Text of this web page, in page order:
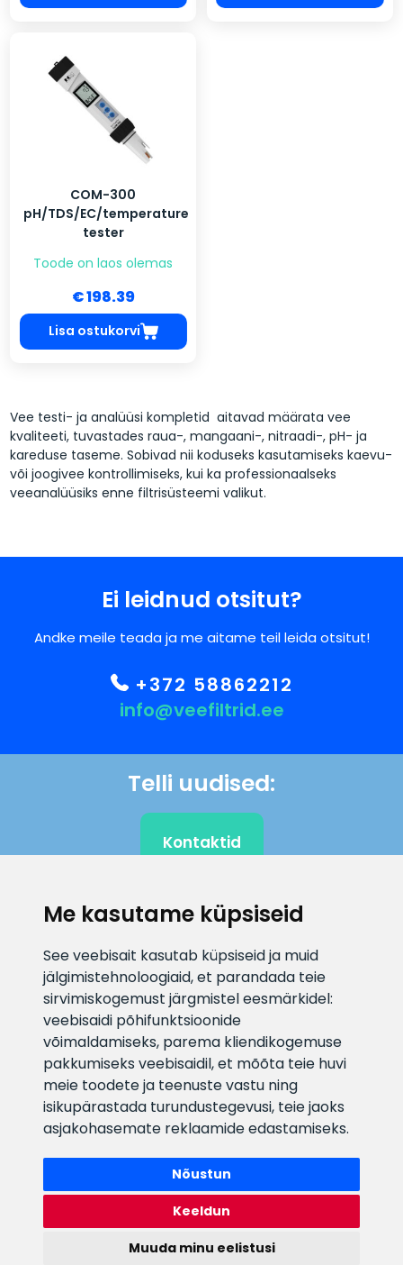
Me kasutame küpsiseid
See veebisait kasutab küpsiseid ja muid
jälgimistehnoloogiaid, et parandada teie
sirvimiskogemust järgmistel eesmärkidel:
veebisaidi põhifunktsioonide
võimaldamiseks, parema kliendikogemuse
pakkumiseks veebisaidil,et mõõta teie huvi
meie toodete ja teenuste vastu ning
isikupärastada turundustegevusi, teie jaoks
asjakohasemate reklaamide edastamiseks.
Nõustun
Keeldun
Muuda minu eelistusi
COM-300
pH/TDS/EC/temperature
tester
Toode on laos olemas
€ 198.39
Lisa ostukorvi
Vee testi- ja analüüsi kompletid aitavad määrata vee
kvaliteeti, tuvastades raua-, mangaani-, nitraadi-, pH- ja
kareduse taseme. Sobivad nii koduseks kasutamiseks kaevu-
või joogivee kontrollimiseks, kui ka professionaalseks
veeanalüüsiks enne filtrisüsteemi valikut.
Ei leidnud otsitut?
Andke meile teada ja me aitame teil leida otsitut!
+372 58862212
info@veefiltrid.ee
Telli uudised:
Kontaktid
E-posti aadress
info@veefiltrid.ee
Infotelefon
+372 58862212
Vaata tööaegu
Reti tee 11, Peetri, 75312 Harju
maakond, Estonia